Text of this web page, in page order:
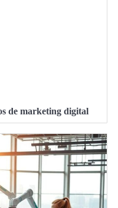
de marketing digital